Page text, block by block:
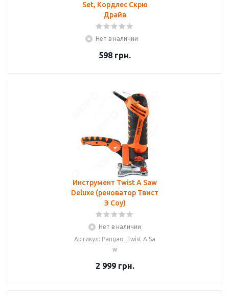
Set, Кордлес Скрю
Драйв
Нет в наличии
598 грн.
Инструмент Twist A Saw
Deluxe (реноватор Твист
Э Соу)
Нет в наличии
Артикул: Pangao_Twist A Sa
w
2 999грн.